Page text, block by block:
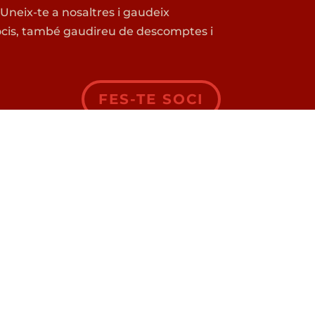
te a nosaltres i gaudeix
també gaudireu de descomptes i
FES-TE SOCI